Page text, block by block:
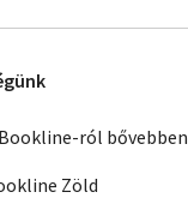
ról bővebben
Zöld